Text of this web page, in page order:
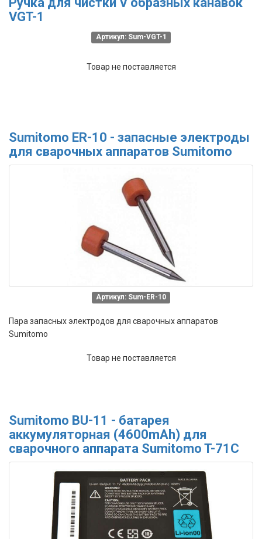
VGT-1
Артикул: Sum-VGT-1
Товар не поставляется
Sumitomo ER-10 - запасные электроды
для сварочных аппаратов Sumitomo
Артикул: Sum-ER-10
Пара запасных электродов для сварочных аппаратов
Sumitomo
Товар не поставляется
Sumitomo BU-11 - батарея
аккумуляторная (4600mAh) для
сварочного аппарата Sumitomo T-71C